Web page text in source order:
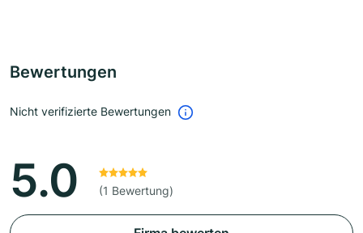
Bewertungen
Nicht verifizierte Bewertungen
5.0 (1 Bewertung)